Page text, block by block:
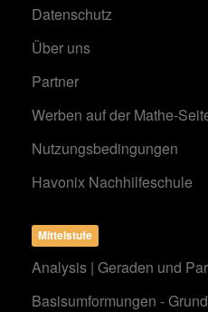
Datenschutz
Über uns
Partner
Werben auf der Mathe-
Nutzungsbedingungen
Havonix Nachhilfeschule
Mittelstufe
Analysis | Geraden und
Basisumformungen -